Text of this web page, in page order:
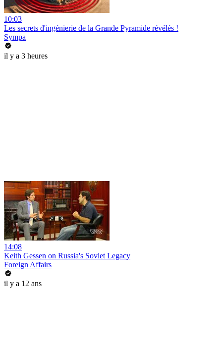
10:03
Les secrets d'ingénierie de la Grande Pyramide révélés !
Sympa
il y a 3 heures
14:08
Keith Gessen on Russia's Soviet Legacy
Foreign Affairs
il y a 12 ans